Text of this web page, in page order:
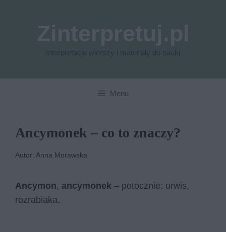
Menu
Ancymonek – co to znaczy?
Autor: Anna Morawska
Ancymon, ancymonek – potocznie: urwis,
rozrabiaka.